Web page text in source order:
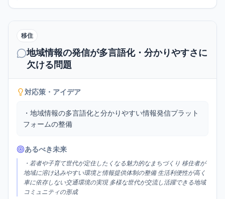
移住
地域情報の発信が多言語化・分かりやすさに
欠ける問題
対応策・アイデア
・地域情報の多言語化と分かりやすい情報発信プラット
フォームの整備
あるべき未来
・若者や子育て世代が定住したくなる魅力的なまちづくり 移住者が
地域に溶け込みやすい環境と情報提供体制の整備 生活利便性が高く
車に依存しない交通環境の実現 多様な世代が交流し活躍できる地域
コミュニティの形成